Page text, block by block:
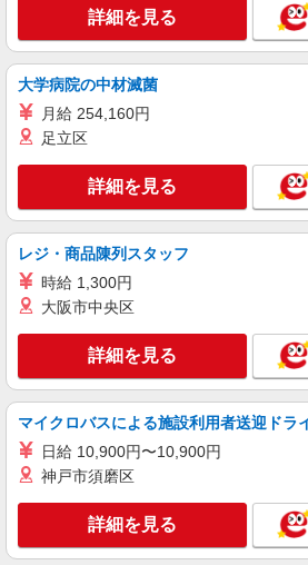
赤羽駅＊サ高住＊シフ
世代から大人気♪
通費全支給(ガソリン代含
株式会社kotrio /●SW-H1-2024331
＜王子駅＞元気も、プ
時給1650円〜2312
北区
キープ
派遣社員
株式会社トラストグロース 新宿本社 第3
介護付き有料老人ホ
時給：准看護師
師2100
詳細を見る
大学病院の中材滅菌
月給 254,160円
足立区
詳細を見る
レジ・商品陳列スタッフ
時給 1,300円
大阪市中央区
詳細を見る
マイクロバスによる施設利用者送迎ドラ
日給 10,900円〜10,900円
神戸市須磨区
詳細を見る